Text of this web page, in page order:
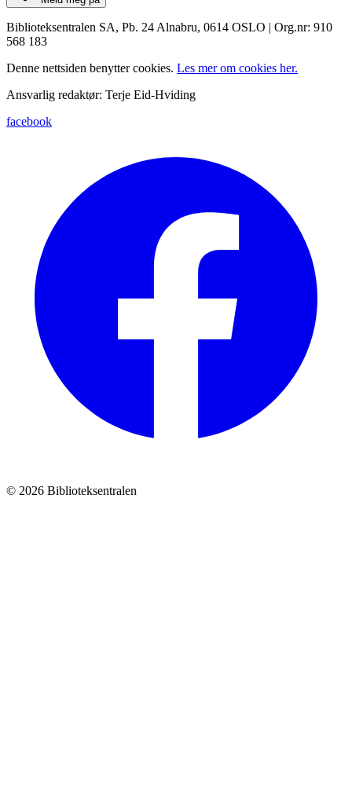
Biblioteksentralen SA, Pb. 24 Alnabru, 0614 OSLO | Org.nr: 910
568 183
Denne nettsiden benytter cookies. Les mer om cookies her.
Ansvarlig redaktør: Terje Eid-Hviding
facebook
© 2026 Biblioteksentralen